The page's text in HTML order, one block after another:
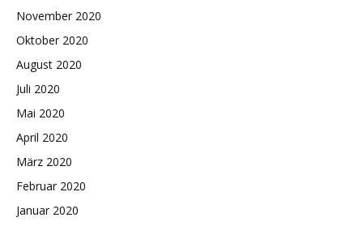
November 2020
Oktober 2020
August 2020
Juli 2020
Mai 2020
April 2020
März 2020
Februar 2020
Januar 2020